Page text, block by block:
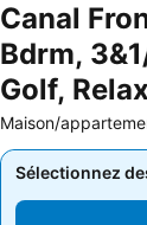
Canal
Bdrm,
Golf,
Maison/
Sélectionnez
Sélectionnez